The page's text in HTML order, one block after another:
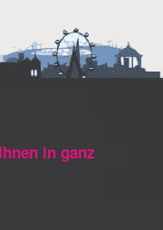
in ganz